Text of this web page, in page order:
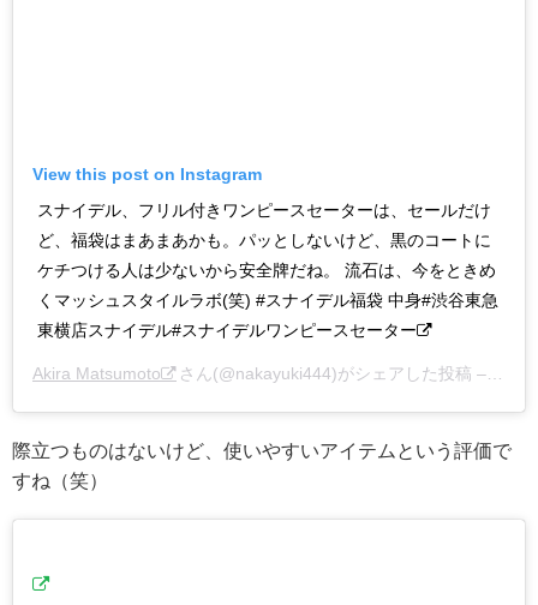
View this post on Instagram
スナイデル、フリル付きワンピースセーターは、セールだけ
ど、福袋はまあまあかも。パッとしないけど、黒のコートに
ケチつける人は少ないから安全牌だね。 流石は、今をときめ
くマッシュスタイルラボ(笑) #スナイデル福袋 中身#渋谷東急
東横店スナイデル#スナイデルワンピースセーター
Akira Matsumoto さん(@nakayuki444)がシェアした投稿 –
際立つものはないけど、使いやすいアイテムという評価で
すね（笑）